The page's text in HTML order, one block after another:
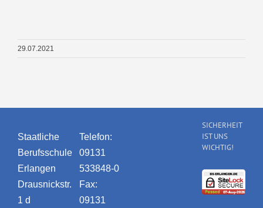
29.07.2021
Staatliche
Berufsschule
Erlangen
Drausnickstr.
1 d
Telefon:
09131
533848-0
Fax:
09131
SICHERHEIT
IST UNS
WICHTIG!